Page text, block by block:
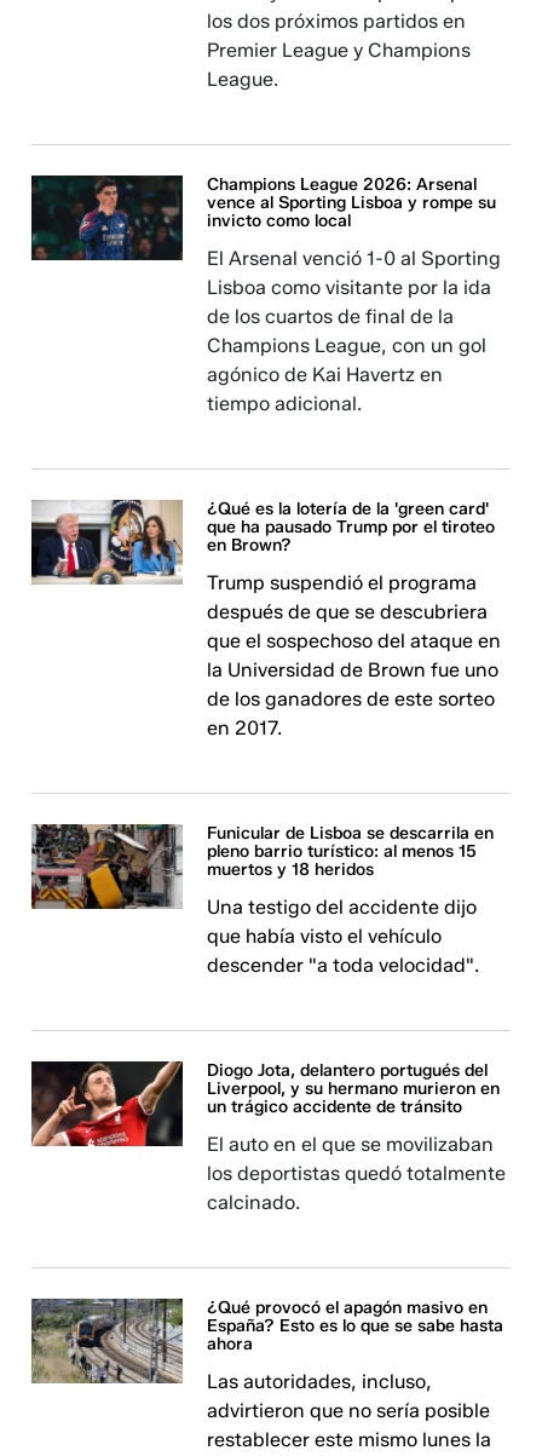
los dos próximos partidos en
Premier League y Champions
League.
Champions League 2026: Arsenal
vence al Sporting Lisboa y rompe su
invicto como local
El Arsenal venció 1-0 al Sporting
Lisboa como visitante por la ida
de los cuartos de final de la
Champions League, con un gol
agónico de Kai Havertz en
tiempo adicional.
¿Qué es la lotería de la 'green card'
que ha pausado Trump por el tiroteo
en Brown?
Trump suspendió el programa
después de que se descubriera
que el sospechoso del ataque en
la Universidad de Brown fue uno
de los ganadores de este sorteo
en 2017.
Funicular de Lisboa se descarrila en
pleno barrio turístico: al menos 15
muertos y 18 heridos
Una testigo del accidente dijo
que había visto el vehículo
descender "a toda velocidad".
Diogo Jota, delantero portugués del
Liverpool, y su hermano murieron en
un trágico accidente de tránsito
El auto en el que se movilizaban
los deportistas quedó totalmente
calcinado.
¿Qué provocó el apagón masivo en
España? Esto es lo que se sabe hasta
ahora
Las autoridades, incluso,
advirtieron que no sería posible
restablecer este mismo lunes la